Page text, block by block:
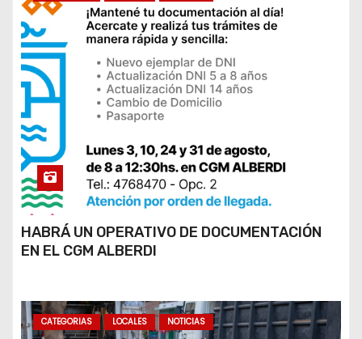
HABRÁ UN OPERATIVO DE DOCUMENTACIÓN
EN EL CGM ALBERDI
CATEGORIAS LOCALES NOTICIAS